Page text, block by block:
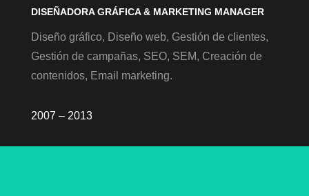
DISEÑADORA GRÁFICA & MARKETING MANAGER
Diseño gráfico, Diseño web, Gestión de clientes,
Gestión de campañas, SEO, SEM, Creación de
contenidos, Email marketing.
2007 – 2013